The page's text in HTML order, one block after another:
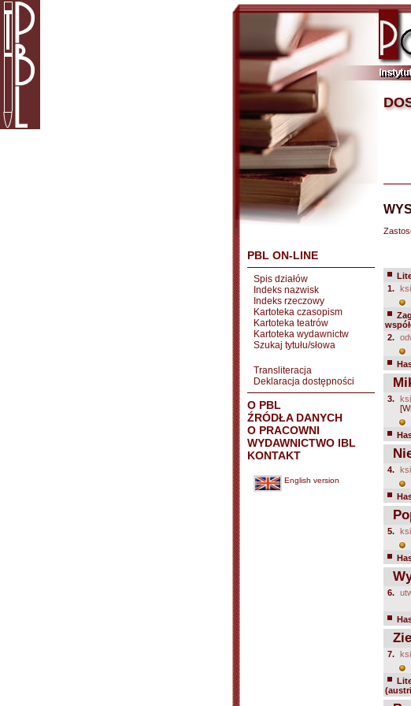
PBL ON-LINE
Spis działów
Indeks nazwisk
Indeks rzeczowy
Kartoteka czasopism
Kartoteka teatrów
Kartoteka wydawnictw
Szukaj tytułu/słowa
Transliteracja
Deklaracja dostępności
O PBL
ŹRÓDŁA DANYCH
O PRACOWNI
WYDAWNICTWO IBL
KONTAKT
English version
1.
2.
3.
4.
5.
6.
7.